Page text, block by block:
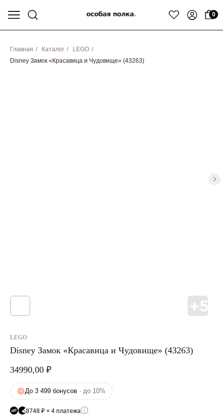
0
Главная / Каталог / LEGO /
Disney Замок «Красавица и Чудовище» (43263)
Disney Замок «Красавица и Чудовище» (43263)
LEGO
34990,00 ₽
До 3 499 бонусов · до 10%
8748 ₽ × 4 платежа